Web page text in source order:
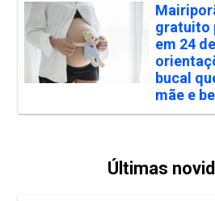
gratuito
em 24
bucal
mãe e
Últimas